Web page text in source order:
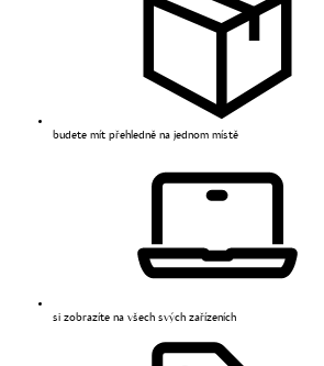
budete mít přehledně na jednom místě
si zobrazíte na všech svých zařízeních